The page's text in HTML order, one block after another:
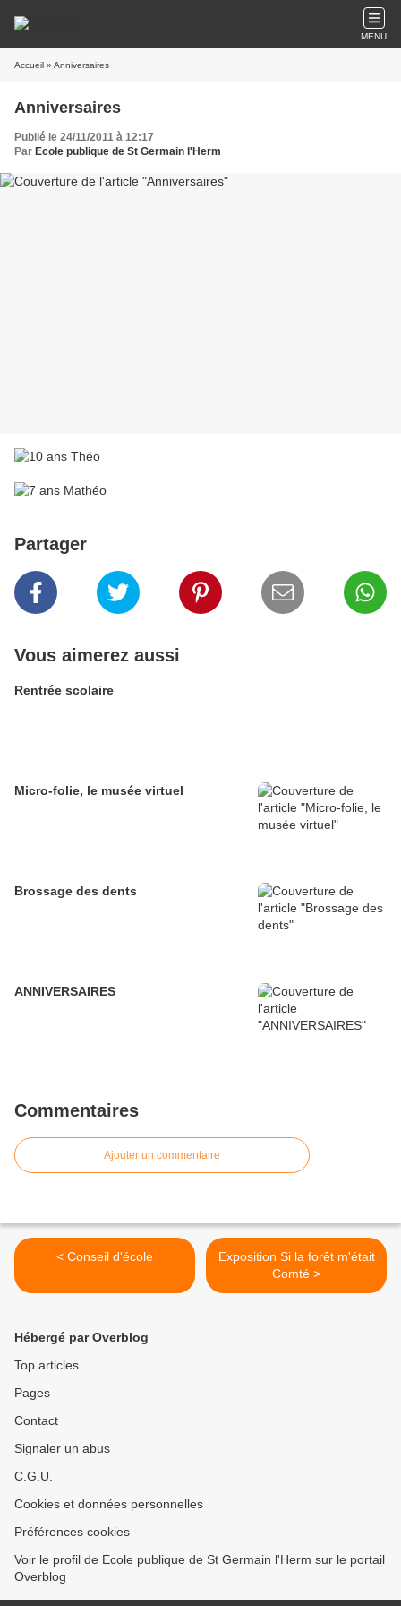
MENU
Accueil » Anniversaires
Anniversaires
Publié le 24/11/2011 à 12:17
Par Ecole publique de St Germain l'Herm
Partager
Vous aimerez aussi
Rentrée scolaire
Micro-folie, le musée virtuel
Brossage des dents
ANNIVERSAIRES
Commentaires
Ajouter un commentaire
< Conseil d'école
Exposition Si la forêt m'était
Comté >
Hébergé par Overblog
Top articles
Pages
Contact
Signaler un abus
C.G.U.
Cookies et données personnelles
Préférences cookies
Voir le profil de Ecole publique de St Germain l'Herm sur le portail
Overblog